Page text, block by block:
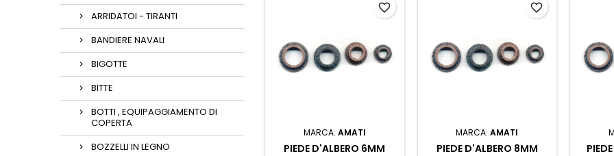
ARRIDATOI - TIRANTI
BANDIERE NAVALI
BIGOTTE
BITTE
BOTTI , EQUIPAGGIAMENTO DI
COPERTA
BOZZELLI IN LEGNO
MARCA: AMATI
PIEDE D'ALBERO 6MM
favorite_border
MARCA:AMATI
PIEDE D'ALBERO 8MM
favorite_border